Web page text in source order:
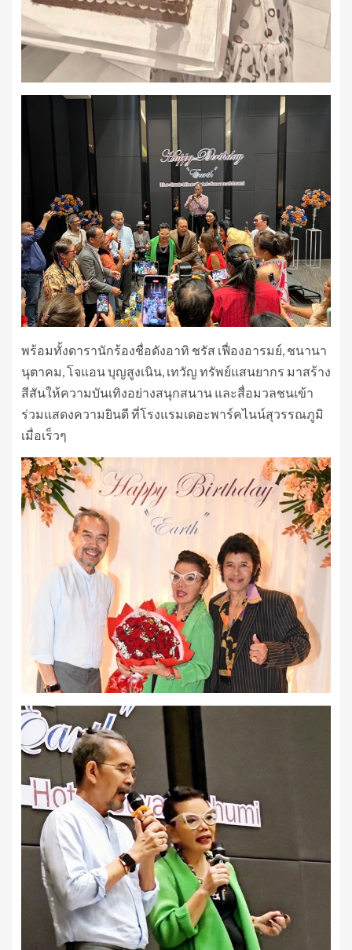
พร้อมทั้งดารานักร้องชื่อดังอาทิ ชรัส เฟื่องอารมย์, ชนานา
นุตาคม, โจแอน บุญสูงเนิน, เทวัญ ทรัพย์แสนยากร มาสร้าง
สีสันให้ความบันเทิงอย่างสนุกสนาน และสื่อมวลชนเข้า
ร่วมแสดงความยินดี ที่โรงแรมเดอะพาร์คไนน์สุวรรณภูมิ
เมื่อเร็วๆ